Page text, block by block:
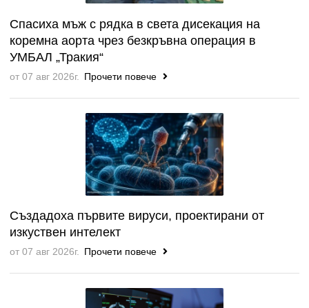
Спасиха мъж с рядка в света дисекация на
коремна аорта чрез безкръвна операция в
УМБАЛ „Тракия“
от 07 авг 2026г. Прочети повече
Създадоха първите вируси, проектирани от
изкуствен интелект
от 07 авг 2026г. Прочети повече